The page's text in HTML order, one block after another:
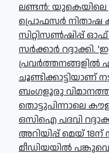
ലണ്ടന്‍: യുകെയിലെ
പ്രൊഫസര്‍ നിതാഷ
സിറ്റിസണ്‍ഷിപ്പ്
സര്‍ക്കാര്‍ റദ്ദാക്കി.
പ്രവര്‍ത്തനങ്ങളില്‍
ചൂണ്ടിക്കാട്ടിയാണ്
ബംഗളൂരു
തൊട്ടുപിന്നാലെ
ഒസിഐ പദവി
അറിയിപ്പ് മെയ്
മീഡിയയില്‍